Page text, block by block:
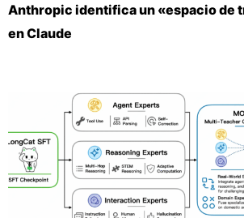
Anthropic identifica un «espacio de
en Claude